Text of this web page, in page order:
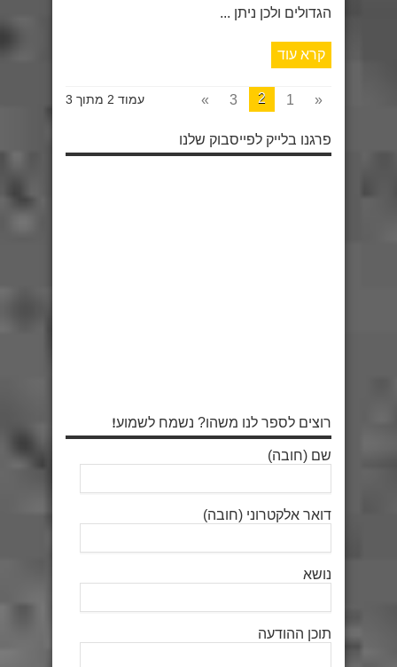
הגדולים ולכן ניתן ...
קרא עוד
עמוד 2 מתוך 3 «
1
2
3
»
פרגנו בלייק לפייסבוק שלנו
רוצים לספר לנו משהו? נשמח לשמוע!
שם (חובה)
דואר אלקטרוני (חובה)
נושא
תוכן ההודעה